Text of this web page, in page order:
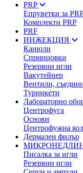
PRP
Епруветки за
Комплекти PRP
PRF
ИНЖЕКЦИЯ
Канюли
Спринцовки
Резервни игли
Вакутейнер
Вентили,
Турникети
Лабораторно
Центрофуга
Основи
Центрофужна
Дермален филър
Писалка за игли
Резервни игли